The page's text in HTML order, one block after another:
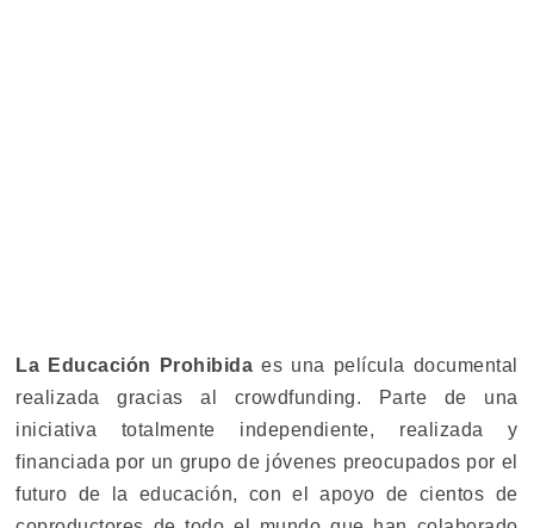
La Educación Prohibida es una película documental
realizada gracias al crowdfunding. Parte de una
iniciativa totalmente independiente, realizada y
financiada por un grupo de jóvenes preocupados por el
futuro de la educación, con el apoyo de cientos de